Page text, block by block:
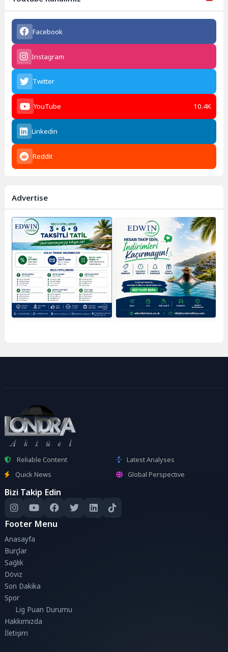
Facebook
Instagram
Twitter
YouTube 10.4K
Linkedin
Reddit
Advertise
Reliable Content
Latest Analyses
Quick News
Global Perspective
Bizi Takip Edin
Footer Menu
Anasayfa
Burçlar
Sağlık
Döviz
Son Dakika
Spor
Lig Puan Durumu
Hakkımızda
İletişim